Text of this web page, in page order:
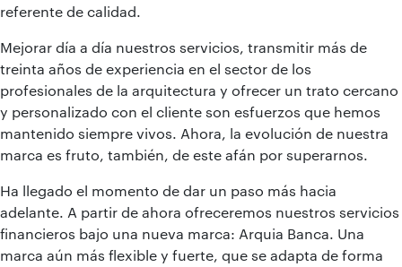
referente de calidad.
Mejorar día a día nuestros servicios, transmitir más de
treinta años de experiencia en el sector de los
profesionales de la arquitectura y ofrecer un trato cercano
y personalizado con el cliente son esfuerzos que hemos
mantenido siempre vivos. Ahora, la evolución de nuestra
marca es fruto, también, de este afán por superarnos.
Ha llegado el momento de dar un paso más hacia
adelante. A partir de ahora ofreceremos nuestros servicios
financieros bajo una nueva marca: Arquia Banca. Una
marca aún más flexible y fuerte, que se adapta de forma